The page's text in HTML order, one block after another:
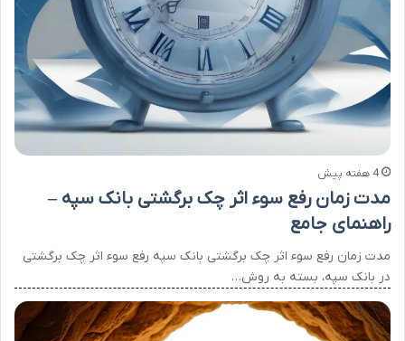
4 هفته پیش
مدت زمان رفع سوء اثر چک برگشتی بانک سپه –
راهنمای جامع
مدت زمان رفع سوء اثر چک برگشتی بانک سپه رفع سوء اثر چک برگشتی
در بانک سپه، بسته به روش…